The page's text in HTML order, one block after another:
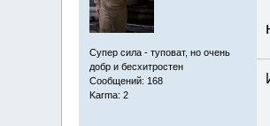
Супер сила - туповат, но очень
добр и бесхитростен
Сообщений: 168
Karma: 2